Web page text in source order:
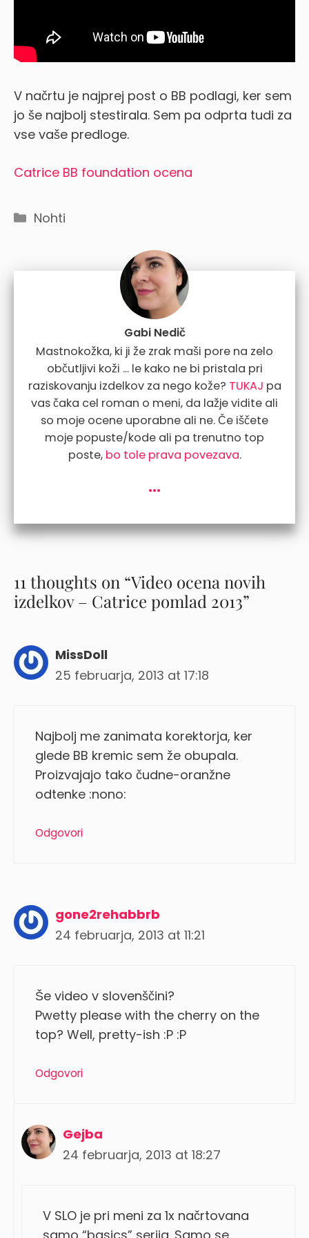
V načrtu je najprej post o BB podlagi, ker sem
jo še najbolj stestirala. Sem pa odprta tudi za
vse vaše predloge.
Catrice BB foundation ocena
Categories
Nohti
Gabi Nedič
Mastnokožka, ki ji že zrak maši pore na zelo
občutljivi koži ... le kako ne bi pristala pri
raziskovanju izdelkov za nego kože? TUKAJ pa
vas čaka cel roman o meni, da lažje vidite ali
so moje ocene uporabne ali ne. Če iščete
moje popuste/kode ali pa trenutno top
poste, bo tole prava povezava.
...
11 thoughts on “Video ocena novih
izdelkov – Catrice pomlad 2013”
MissDoll
25 februarja, 2013 at 17:18
Najbolj me zanimata korektorja, ker
glede BB kremic sem že obupala.
Proizvajajo tako čudne-oranžne
odtenke :nono:
Odgovori
gone2rehabbrb
24 februarja, 2013 at 11:21
Še video v slovenščini?
Pwetty please with the cherry on the
top? Well, pretty-ish :P :P
Odgovori
Gejba
24 februarja, 2013 at 18:27
V SLO je pri meni za 1x načrtovana